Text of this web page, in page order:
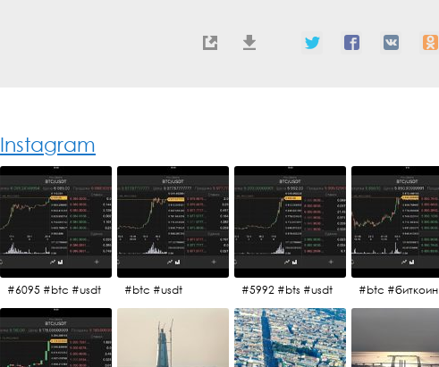
Instagram
#6095 #btc #usdt #btc #usdt #5992 #bts #usdt #btc #биткоин